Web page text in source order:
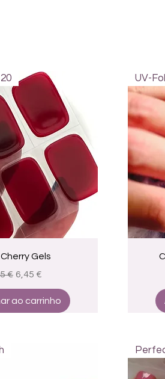
rápida
Gels
normal
€ Preço promocional
6,45 €
ao carrinho
UV-